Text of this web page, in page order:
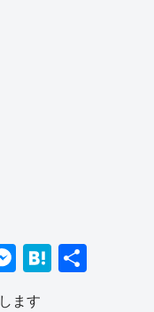
M
e
H
ます